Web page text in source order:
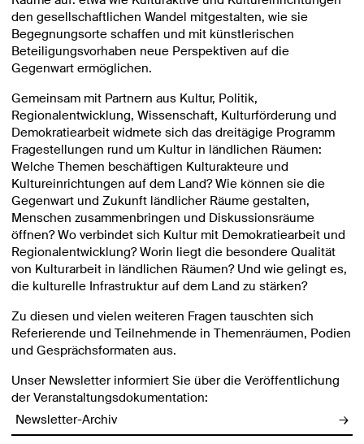
den gesellschaftlichen Wandel mitgestalten, wie sie
Begegnungsorte schaffen und mit künstlerischen
Beteiligungsvorhaben neue Perspektiven auf die
Gegenwart ermöglichen.
Gemeinsam mit Partnern aus Kultur, Politik,
Regionalentwicklung, Wissenschaft, Kulturförderung und
Demokratiearbeit widmete sich das dreitägige Programm
Fragestellungen rund um Kultur in ländlichen Räumen:
Welche Themen beschäftigen Kulturakteure und
Kultureinrichtungen auf dem Land? Wie können sie die
Gegenwart und Zukunft ländlicher Räume gestalten,
Menschen zusammenbringen und Diskussionsräume
öffnen? Wo verbindet sich Kultur mit Demokratiearbeit und
Regionalentwicklung? Worin liegt die besondere Qualität
von Kulturarbeit in ländlichen Räumen? Und wie gelingt es,
die kulturelle Infrastruktur auf dem Land zu stärken?
Zu diesen und vielen weiteren Fragen tauschten sich
Referierende und Teilnehmende in Themenräumen, Podien
und Gesprächsformaten aus.
Unser Newsletter informiert Sie über die Veröffentlichung
der Veranstaltungsdokumentation:
Newsletter-Archiv
→